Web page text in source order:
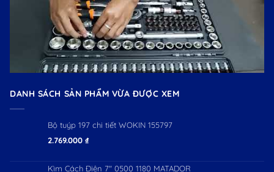
DANH SÁCH SẢN PHẨM VỪA ĐƯỢC XEM
Bộ tuýp 197 chi tiết WOKIN 155797
2.769.000 ₫
Kìm Cách Điện 7" 0500 1180 MATADOR